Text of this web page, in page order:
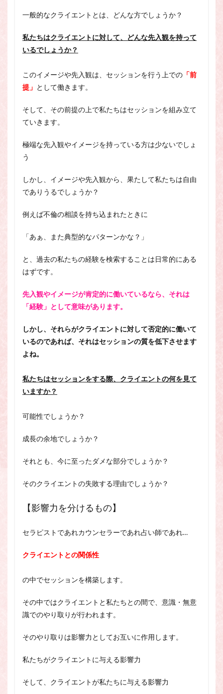
一般的なクライエントとは、どんな方でしょうか？
私たちはクライエントに対して、どんな先入観を持って
いるでしょうか？
このイメージや先入観は、セッションを行う上での 「前
提」 として働きます。
そして、その前提の上で私たちはセッションを組み立て
ていきます。
極端な先入観やイメージを持っている方は少ないでしょ
う
しかし、イメージや先入観から、果たして私たちは自由
でありうるでしょうか？
例えば不倫の相談を持ち込まれたときに
「あぁ、また典型的なパターンかな？」
と、過去の私たちの経験を検索することは日常的にある
はずです。
先入観やイメージが肯定的に働いているなら、それは
「経験」として意味があります。
しかし、それらがクライエントに対して否定的に働いて
いるのであれば、それはセッションの質を低下させます
よね。
私たちはセッションをする際、クライエントの何を見て
いますか？
可能性でしょうか？
成長の余地でしょうか？
それとも、今に至ったダメな部分でしょうか？
そのクライエントの失敗する理由でしょうか？
【影響力を分けるもの】
セラピストであれカウンセラーであれ占い師であれ…
クライエントとの関係性
の中でセッションを構築します。
その中ではクライエントと私たちとの間で、意識・無意
識でのやり取りが行われます。
そのやり取りは影響力としてお互いに作用します。
私たちがクライエントに与える影響力
そして、クライエントが私たちに与える影響力